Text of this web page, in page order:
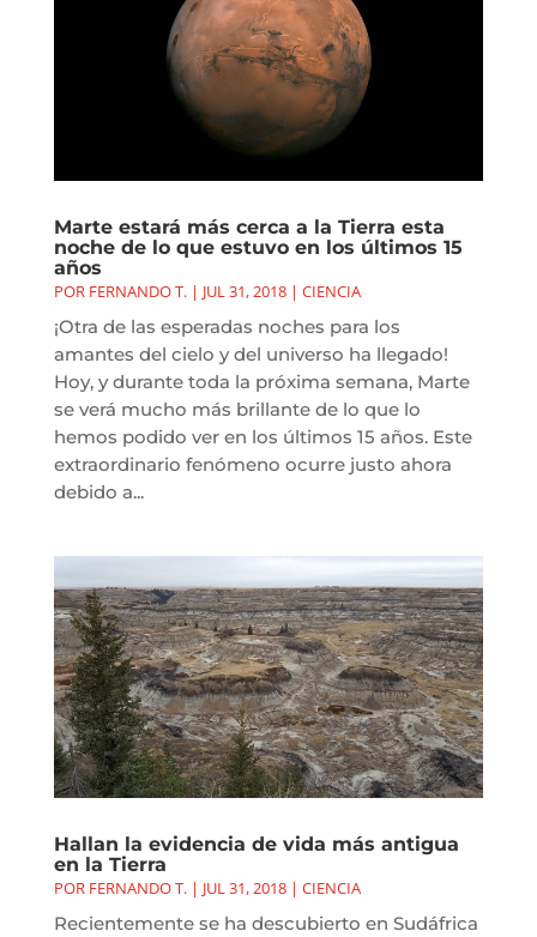
Marte estará más cerca a la Tierra esta
noche de lo que estuvo en los últimos 15
años
POR FERNANDO T.| JUL 31, 2018| CIENCIA
¡Otra de las esperadas noches para los
amantes del cielo y del universo ha llegado!
Hoy, y durante toda la próxima semana, Marte
se verá mucho más brillante de lo que lo
hemos podido ver en los últimos 15 años. Este
extraordinario fenómeno ocurre justo ahora
debido a...
Hallan la evidencia de vida más antigua
en la Tierra
POR FERNANDO T.| JUL 31, 2018| CIENCIA
Recientemente se ha descubierto en Sudáfrica